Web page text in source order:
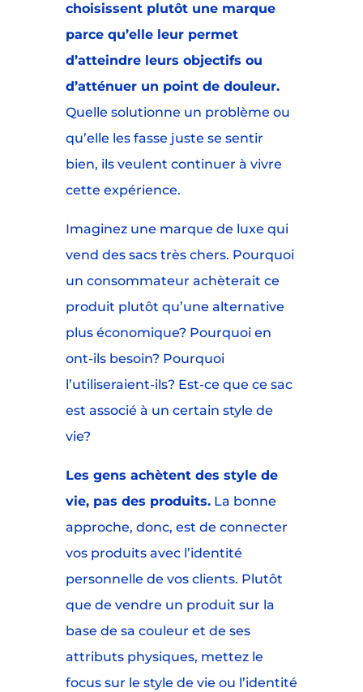
choisissent plutôt une marque
parce qu’elle leur permet
d’atteindre leurs objectifs ou
d’atténuer un point de douleur.
Quelle solutionne un problème ou
qu’elle les fasse juste se sentir
bien, ils veulent continuer à vivre
cette expérience.
Imaginez une marque de luxe qui
vend des sacs très chers. Pourquoi
un consommateur achèterait ce
produit plutôt qu’une alternative
plus économique? Pourquoi en
ont-ils besoin? Pourquoi
l’utiliseraient-ils? Est-ce que ce sac
est associé à un certain style de
vie?
Les gens achètent des style de
vie, pas des produits.La bonne
approche, donc, est de connecter
vos produits avec l’identité
personnelle de vos clients. Plutôt
que de vendre un produit sur la
base de sa couleur et de ses
attributs physiques, mettez le
focus sur le style de vie ou l’identité